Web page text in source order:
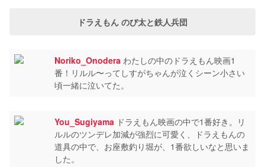
ドラえもん のび太と鉄人兵団
Noriko_Onodera わたしの中のドラえもん映画1
番！リルル〜ってしすがちゃんが泣くシーン小さい
頃一緒に泣いてた。
You_Sugiyama ドラえもん映画の中で1番好き。リ
ルルのツンデレ加減が強烈に可愛く、ドラえもんの
道具の中で、お座敷釣り堀が、1番欲しいなと思いま
した。